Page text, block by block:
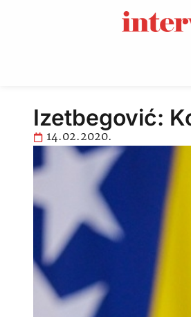
Izetbegović:
14.02.2020.